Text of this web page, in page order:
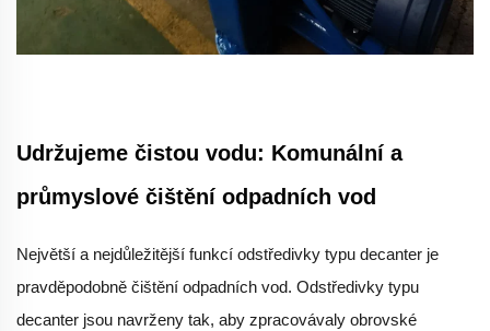
Udržujeme čistou vodu: Komunální a
průmyslové čištění odpadních vod
Největší a nejdůležitější funkcí odstředivky typu decanter je
pravděpodobně čištění odpadních vod. Odstředivky typu
decanter jsou navrženy tak, aby zpracovávaly obrovské